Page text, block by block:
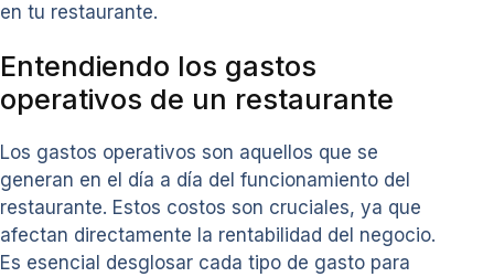
en tu restaurante.
Entendiendo los gastos
operativos de un restaurante
Los gastos operativos son aquellos que se
generan en el día a día del funcionamiento del
restaurante. Estos costos son cruciales, ya que
afectan directamente la rentabilidad del negocio.
Es esencial desglosar cada tipo de gasto para